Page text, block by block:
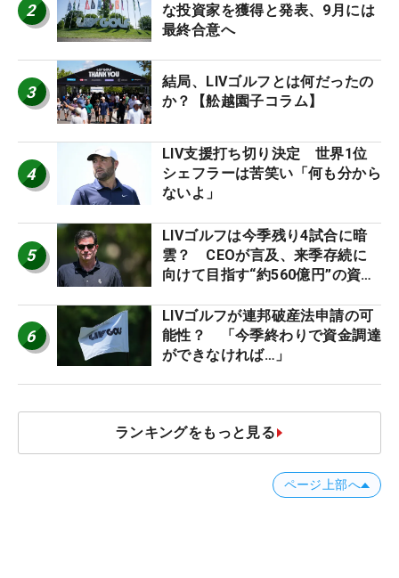
2
な投資家を獲得と発表、9月には
最終合意へ
3
結局、LIVゴルフとは何だったの
か？【舩越園子コラム】
4
LIV支援打ち切り決定 世界1位
シェフラーは苦笑い「何も分から
ないよ」
5
LIVゴルフは今季残り4試合に暗
雲？ CEOが言及、来季存続に
向けて目指す“約560億円”の資金
6
LIVゴルフが連邦破産法申請の可
能性？ 「今季終わりで資金調達
ができなければ…」
ランキングをもっと見る
ページ上部へ